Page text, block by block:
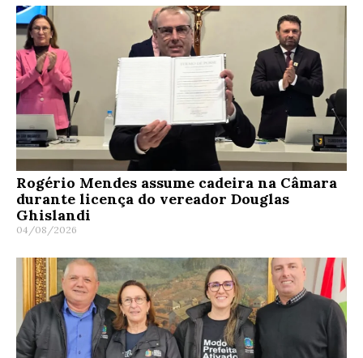
Rogério Mendes assume cadeira na Câmara
durante licença do vereador Douglas
Ghislandi
04/08/2026